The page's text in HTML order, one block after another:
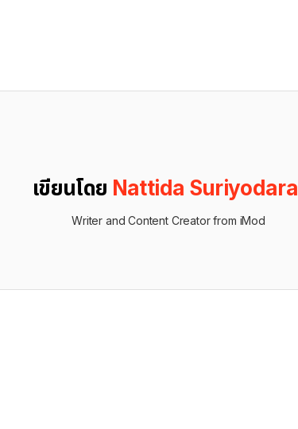
เขียนโดย Nattida Suriyodara
Writer and Content Creator from iMod